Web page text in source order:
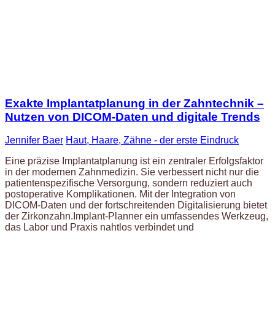
Exakte Implantatplanung in der Zahntechnik –
Nutzen von DICOM-Daten und digitale Trends
Jennifer Baer Haut, Haare, Zähne - der erste Eindruck
Eine präzise Implantatplanung ist ein zentraler Erfolgsfaktor
in der modernen Zahnmedizin. Sie verbessert nicht nur die
patientenspezifische Versorgung, sondern reduziert auch
postoperative Komplikationen. Mit der Integration von
DICOM-Daten und der fortschreitenden Digitalisierung bietet
der Zirkonzahn.Implant-Planner ein umfassendes Werkzeug,
das Labor und Praxis nahtlos verbindet und